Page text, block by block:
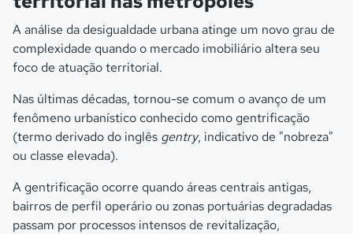
A análise da desigualdade urbana atinge um novo grau de
complexidade quando o mercado imobiliário altera seu
foco de atuação territorial.
Nas últimas décadas, tornou-se comum o avanço de um
fenômeno urbanístico conhecido como gentrificação
(termo derivado do inglês gentry, indicativo de "nobreza"
ou classe elevada).
A gentrificação ocorre quando áreas centrais antigas,
bairros de perfil operário ou zonas portuárias degradadas
passam por processos intensos de revitalização,